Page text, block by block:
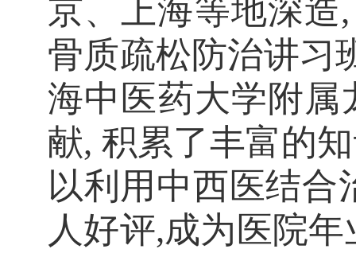
京、上海等地深造
骨质疏松防治讲习
海中医药大学附属
献, 积累了丰富的
以利用中西医结合
人好评,成为医院